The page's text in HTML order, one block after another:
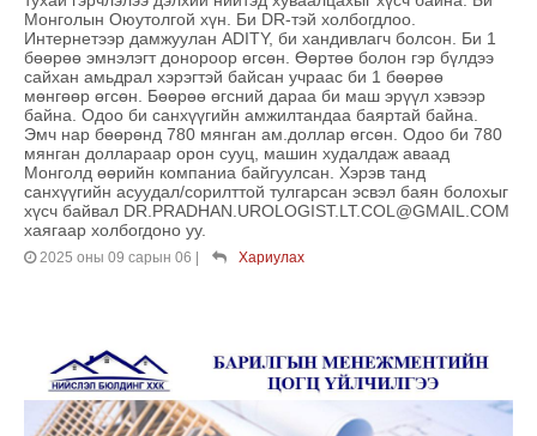
Монголын Оюутолгой хүн. Би DR-тэй холбогдлоо.
Интернетээр дамжуулан ADITY, би хандивлагч болсон. Би 1
бөөрөө эмнэлэгт донороор өгсөн. Өөртөө болон гэр бүлдээ
сайхан амьдрал хэрэгтэй байсан учраас би 1 бөөрөө
мөнгөөр өгсөн. Бөөрөө өгсний дараа би маш эрүүл хэвээр
байна. Одоо би санхүүгийн амжилтандаа баяртай байна.
Эмч нар бөөрөнд 780 мянган ам.доллар өгсөн. Одоо би 780
мянган доллараар орон сууц, машин худалдаж аваад
Монголд өөрийн компаниа байгуулсан. Хэрэв танд
санхүүгийн асуудал/сорилттой тулгарсан эсвэл баян болохыг
хүсч байвал DR.PRADHAN.UROLOGIST.LT.COL@GMAIL.COM
хаягаар холбогдоно уу.
2025 оны 09 сарын 06 | Хариулах